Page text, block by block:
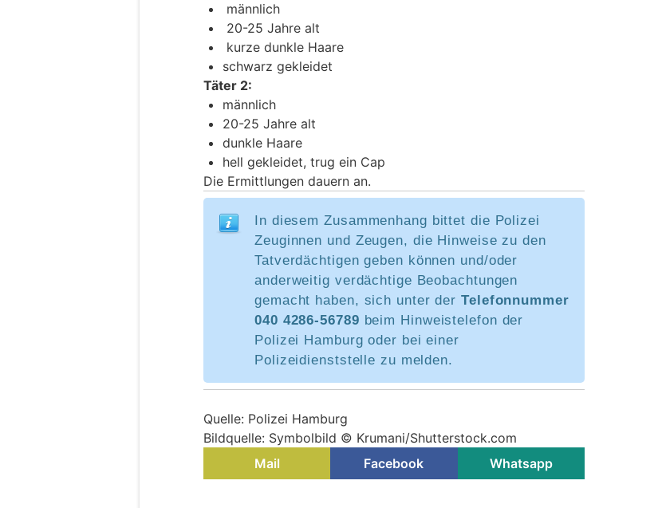
männlich
20-25 Jahre alt
kurze dunkle Haare
schwarz gekleidet
Täter 2:
männlich
20-25 Jahre alt
dunkle Haare
hell gekleidet, trug ein Cap
Die Ermittlungen dauern an.
In diesem Zusammenhang bittet die Polizei
Zeuginnen und Zeugen, die Hinweise zu den
Tatverdächtigen geben können und/oder
anderweitig verdächtige Beobachtungen
gemacht haben, sich unter der Telefonnummer
040 4286-56789 beim Hinweistelefon der
Polizei Hamburg oder bei einer
Polizeidienststelle zu melden.
Quelle: Polizei Hamburg
Bildquelle: Symbolbild © Krumani/Shutterstock.com
Mail
Facebook Whatsapp